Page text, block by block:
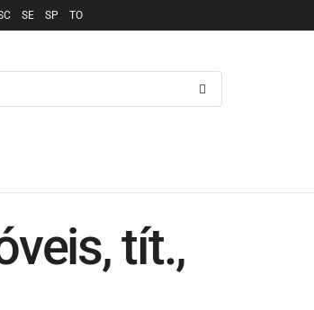
SE SP TO
tít.,